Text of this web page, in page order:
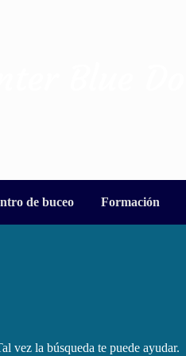
de buceo Formación
vez la búsqueda te puede ayudar.